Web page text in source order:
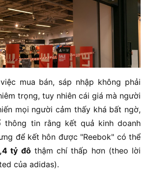
mua bán, sáp nhập không phải
trọng, tuy nhiên cái giá mà người
mọi người cảm thấy khá bất ngờ,
thông tin rằng kết quả kinh doanh
để kết hôn được "Reebok" có thể
tỷ đôthậm chí thấp hơn (theo lời
của adidas).